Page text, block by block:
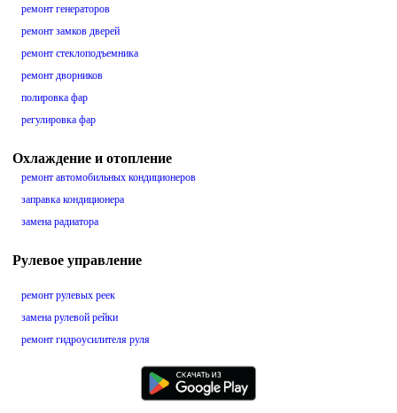
ремонт генераторов
ремонт замков дверей
ремонт стеклоподъемника
ремонт дворников
полировка фар
регулировка фар
Охлаждение и отопление
ремонт автомобильных кондиционеров
заправка кондиционера
замена радиатора
Рулевое управление
ремонт рулевых реек
замена рулевой рейки
ремонт гидроусилителя руля